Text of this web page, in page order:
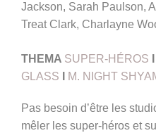
Jackson, Sarah Paulson,
Treat Clark, Charlayne
THEMA SUPER-HÉROS
GLASS
M. NIGHT
Pas besoin d’être les
mêler les super-héros et